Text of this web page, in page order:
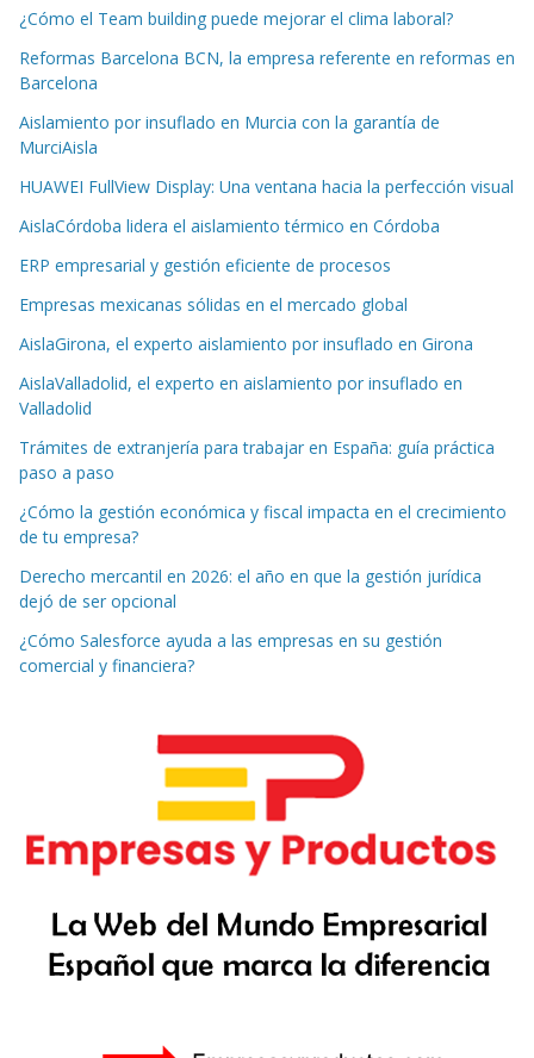
¿Cómo el Team building puede mejorar el clima laboral?
Reformas Barcelona BCN, la empresa referente en reformas en
Barcelona
Aislamiento por insuflado en Murcia con la garantía de
MurciAisla
HUAWEI FullView Display: Una ventana hacia la perfección visual
AislaCórdoba lidera el aislamiento térmico en Córdoba
ERP empresarial y gestión eficiente de procesos
Empresas mexicanas sólidas en el mercado global
AislaGirona, el experto aislamiento por insuflado en Girona
AislaValladolid, el experto en aislamiento por insuflado en
Valladolid
Trámites de extranjería para trabajar en España: guía práctica
paso a paso
¿Cómo la gestión económica y fiscal impacta en el crecimiento
de tu empresa?
Derecho mercantil en 2026: el año en que la gestión jurídica
dejó de ser opcional
¿Cómo Salesforce ayuda a las empresas en su gestión
comercial y financiera?